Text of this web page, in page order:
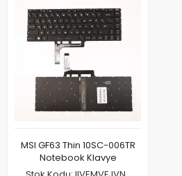
MSI GF63 Thin 10SC-006TR
Notebook Klavye